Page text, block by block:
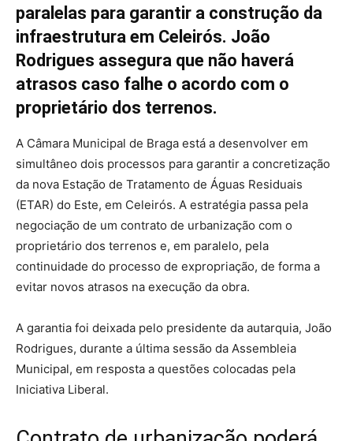
paralelas para garantir a construção da
infraestrutura em Celeirós. João
Rodrigues assegura que não haverá
atrasos caso falhe o acordo com o
proprietário dos terrenos.
A Câmara Municipal de Braga está a desenvolver em
simultâneo dois processos para garantir a concretização
da nova Estação de Tratamento de Águas Residuais
(ETAR) do Este, em Celeirós. A estratégia passa pela
negociação de um contrato de urbanização com o
proprietário dos terrenos e, em paralelo, pela
continuidade do processo de expropriação, de forma a
evitar novos atrasos na execução da obra.
A garantia foi deixada pelo presidente da autarquia, João
Rodrigues, durante a última sessão da Assembleia
Municipal, em resposta a questões colocadas pela
Iniciativa Liberal.